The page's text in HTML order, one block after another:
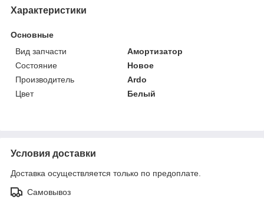
Характеристики
Основные
Вид запчасти
Амортизатор
Состояние
Новое
Производитель
Ardo
Цвет
Белый
Условия доставки
Доставка осуществляется только по предоплате.
Самовывоз